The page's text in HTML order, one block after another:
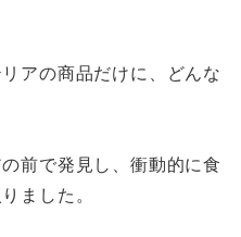
アの商品だけに、どんな
前で発見し、衝動的に食
ました。